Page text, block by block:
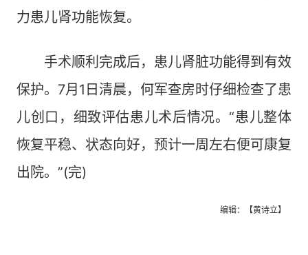
力患儿肾功能恢复。
手术顺利完成后，患儿肾脏功能得到有效
保护。7月1日清晨，何军查房时仔细检查了患
儿创口，细致评估患儿术后情况。“患儿整体
恢复平稳、状态向好，预计一周左右便可康复
出院。”(完)
编辑：【黄诗立】